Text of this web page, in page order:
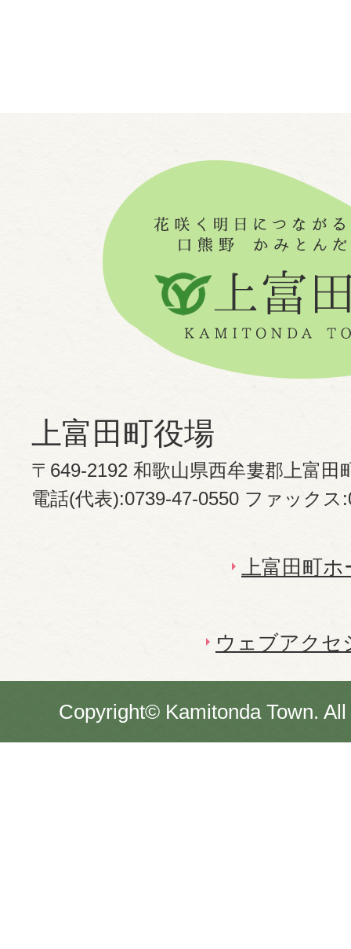
上富田町役場
〒649-2192 和歌山県西牟婁郡上富田
電話(代表):0739-47-0550 ファックス
上富田町
ウェブアクセ
Copyright© Kamitonda Town.